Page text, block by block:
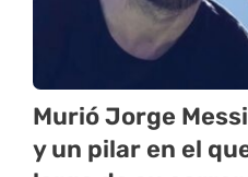
Murió Jorge
y un pilar en el